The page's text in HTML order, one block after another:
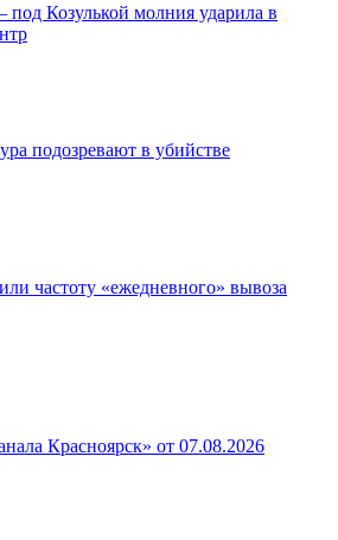
Козулькой молния ударила в
подозревают в убийстве
частоту «ежедневного» вывоза
Красноярск» от 07.08.2026